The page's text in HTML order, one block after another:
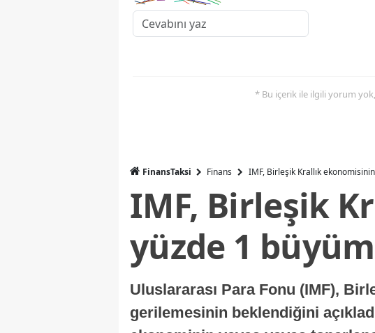
* Bu içerik ile ilgili yorum
FinansTaksi Finans IMF, Birleşik Krallık
IMF, Birleşik
yüzde 1
Uluslararası Para Fonu (IMF),
gerilemesinin beklendiğini